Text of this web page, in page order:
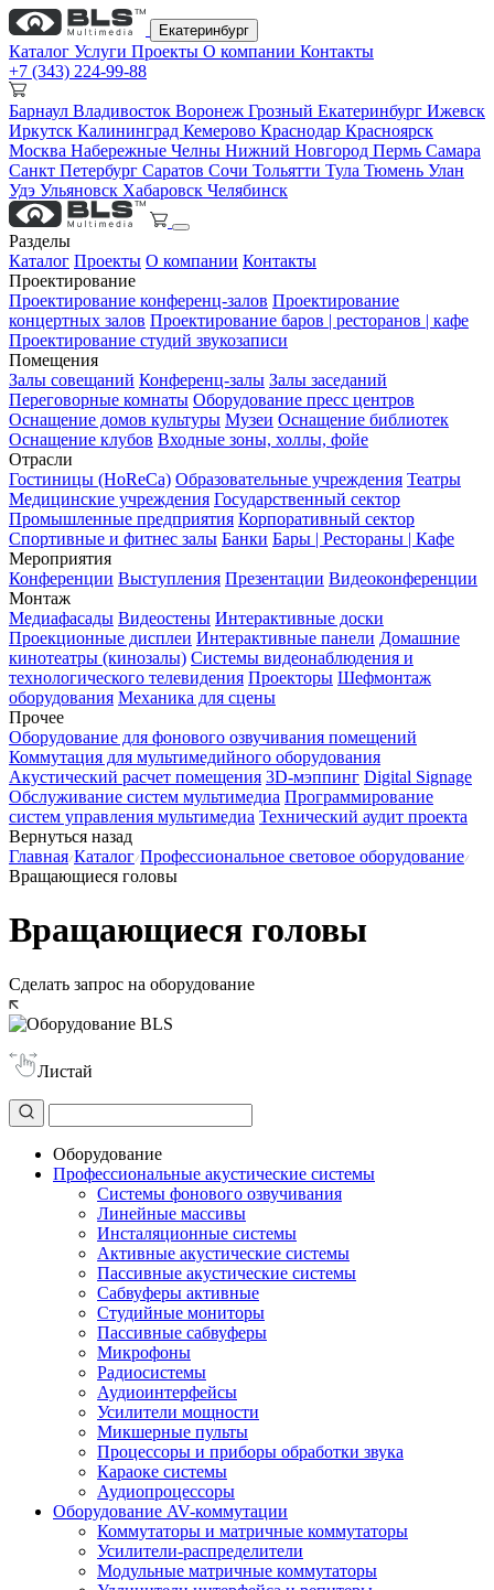
Екатеринбург
Каталог Услуги Проекты О компании Контакты
+7 (343) 224-99-88
Барнаул Владивосток Воронеж Грозный Екатеринбург Ижевск
Иркутск Калининград Кемерово Краснодар Красноярск
Москва Набережные Челны Нижний Новгород Пермь Самара
Санкт Петербург Саратов Сочи Тольятти Тула Тюмень Улан
Удэ Ульяновск Хабаровск Челябинск
Разделы
Каталог Проекты О компании Контакты
Проектирование
Проектирование конференц-залов Проектирование
концертных залов Проектирование баров | ресторанов | кафе
Проектирование студий звукозаписи
Помещения
Залы совещаний Конференц-залы Залы заседаний
Переговорные комнаты Оборудование пресс центров
Оснащение домов культуры Музеи Оснащение библиотек
Оснащение клубов Входные зоны, холлы, фойе
Отрасли
Гостиницы (HoReCa) Образовательные учреждения Театры
Медицинские учреждения Государственный сектор
Промышленные предприятия Корпоративный сектор
Спортивные и фитнес залы Банки Бары | Рестораны | Кафе
Мероприятия
Конференции Выступления Презентации Видеоконференции
Монтаж
Медиафасады Видеостены Интерактивные доски
Проекционные дисплеи Интерактивные панели Домашние
кинотеатры (кинозалы) Системы видеонаблюдения и
технологического телевидения Проекторы Шефмонтаж
оборудования Механика для сцены
Прочее
Оборудование для фонового озвучивания помещений
Коммутация для мультимедийного оборудования
Акустический расчет помещения 3D-мэппинг Digital Signage
Обслуживание систем мультимедиа Программирование
систем управления мультимедиа Технический аудит проекта
Вернуться назад
Главная Каталог Профессиональное световое оборудование
Вращающиеся головы
Вращающиеся головы
Сделать запрос на оборудование
Листай
Оборудование
Профессиональные акустические системы
Системы фонового озвучивания
Линейные массивы
Инсталяционные системы
Активные акустические системы
Пассивные акустические системы
Сабвуферы активные
Студийные мониторы
Пассивные сабвуферы
Микрофоны
Радиосистемы
Аудиоинтерфейсы
Усилители мощности
Микшерные пульты
Процессоры и приборы обработки звука
Караоке системы
Аудиопроцессоры
Оборудование AV-коммутации
Коммутаторы и матричные коммутаторы
Усилители-распределители
Модульные матричные коммутаторы